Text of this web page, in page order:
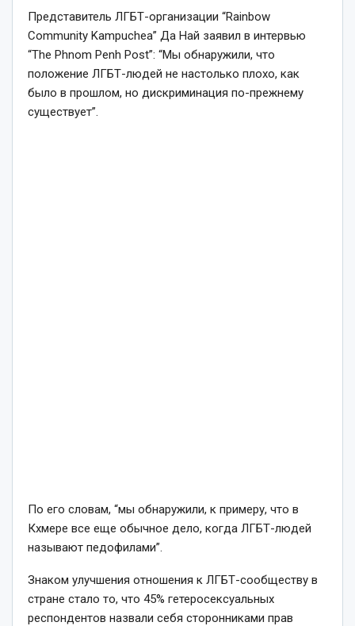
Представитель ЛГБТ-организации “Rainbow
Community Kampuchea” Да Най заявил в интервью
“The Phnom Penh Post”: “Мы обнаружили, что
положение ЛГБТ-людей не настолько плохо, как
было в прошлом, но дискриминация по-прежнему
существует”.
По его словам, “мы обнаружили, к примеру, что в
Кхмере все еще обычное дело, когда ЛГБТ-людей
называют педофилами”.
Знаком улучшения отношения к ЛГБТ-сообществу в
стране стало то, что 45% гетеросексуальных
респондентов назвали себя сторонниками прав